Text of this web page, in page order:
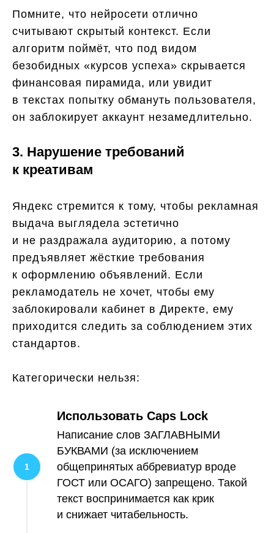
Помните, что нейросети отлично
считывают скрытый контекст. Если
алгоритм поймёт, что под видом
безобидных «курсов успеха» скрывается
финансовая пирамида, или увидит
в текстах попытку обмануть пользователя,
он заблокирует аккаунт незамедлительно.
3. Нарушение требований
к креативам
Яндекс стремится к тому, чтобы рекламная
выдача выглядела эстетично
и не раздражала аудиторию, а потому
предъявляет жёсткие требования
к оформлению объявлений. Если
рекламодатель не хочет, чтобы ему
заблокировали кабинет в Директе, ему
приходится следить за соблюдением этих
стандартов.
Категорически нельзя:
Использовать Caps Lock
Написание слов ЗАГЛАВНЫМИ
БУКВАМИ (за исключением
общепринятых аббревиатур вроде
ГОСТ или ОСАГО) запрещено. Такой
текст воспринимается как крик
и снижает читабельность.